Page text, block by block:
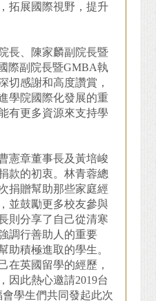
拓展國際視野，提升
長、陳家麟副院長暨
際副院長暨GMBA執
切感謝和高度讚賞，
學院國際化發展的重
有更多資源來支持學
憲章董事長及黃培峻
款的初衷。林青蓉總
捐贈幫助那些家庭經
並鼓勵更多校友參與
則分享了自己從清寒
調行善助人的重要
助積極進取的學生。
在英國留學的經歷，
因此熱心邀請2019台
學生們共同發起此次